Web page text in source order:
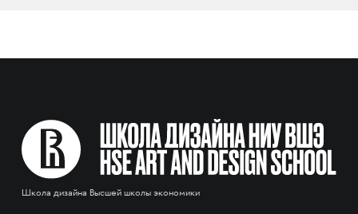
Школа дизайна Высшей школы экономики